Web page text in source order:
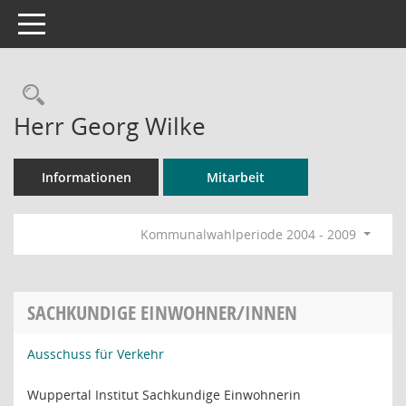
Toggle navigation
Rechercheauswahl
Herr Georg Wilke
Informationen Mitarbeit
Kommunalwahlperiode 2004 - 2009
SACHKUNDIGE EINWOHNER/INNEN
Ausschuss für Verkehr
Wuppertal Institut Sachkundige Einwohnerin